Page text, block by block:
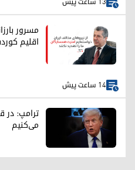
مسرور
اقلیم
14 ساعت پیش
ترامپ: در
می‌کنیم